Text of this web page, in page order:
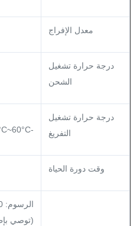
معدل الإفراج
درجة حرارة تشغيل
الشحن
درجة حرارة تشغيل
التفريغ
-20°C~60°C
وقت دورة الحياة
الرسوم: 0 إلى 50